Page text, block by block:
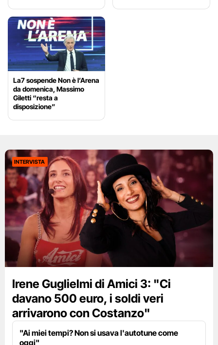
La7 sospende Non è l’Arena
da domenica, Massimo
Giletti “resta a
disposizione”
INTERVISTA
Irene Guglielmi di Amici 3: "Ci
davano 500 euro, i soldi veri
arrivarono con Costanzo"
"Ai miei tempi? Non si usava l'autotune come
oggi"